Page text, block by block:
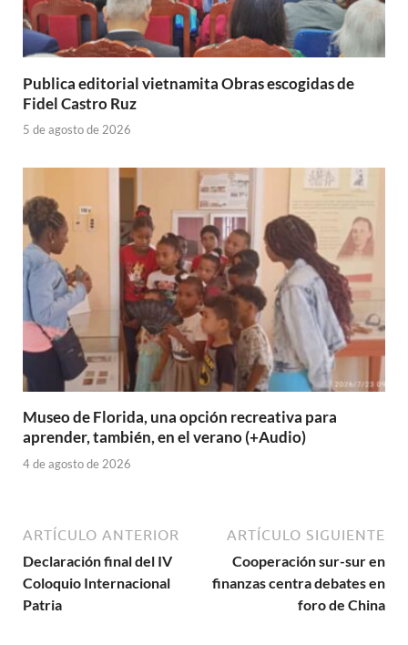
Publica editorial vietnamita Obras escogidas de
Fidel Castro Ruz
5 de agosto de 2026
Museo de Florida, una opción recreativa para
aprender, también, en el verano (+Audio)
4 de agosto de 2026
ARTÍCULO ANTERIOR
Declaración final del IV
Coloquio Internacional
Patria
ARTÍCULO SIGUIENTE
Cooperación sur-sur en
finanzas centra debates en
foro de China